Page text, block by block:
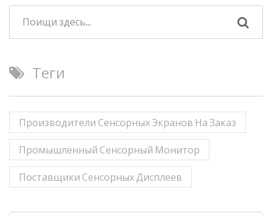
Теги
Производители Сенсорных Экранов На Заказ
Промышленный Сенсорный Монитор
Поставщики Сенсорных Дисплеев